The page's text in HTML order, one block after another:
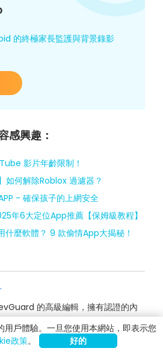
的終極家長監護與背景錄影
感興趣：
影片年齡限制！
如何解除Roblox 過濾器？
- 確保孩子的上網安全
年6大定位App推薦【保姆級教程】
麼軟體？ 9 款偷情App大揭秘！
的高級編輯，擁有認證的內
聯網和在線安全充滿熱情，致力於向
和竅門，幫助大家更好地保護自己的
戶體驗。一旦您使用本網站，即表示您
政策。 好的